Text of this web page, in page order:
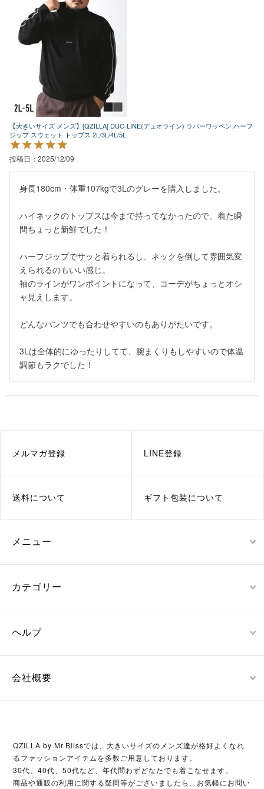
【大きいサイズ メンズ】[QZILLA] DUO LINE(デュオライン) ラバーワッペン ハーフ
ジップ スウェット トップス 2L/3L/4L/5L
投稿日 2025/12/09
身長180cm・体重107kgで3Lのグレーを購入しました。
ハイネックのトップスは今まで持ってなかったので、着た瞬
間ちょっと新鮮でした！
ハーフジップでサッと着られるし、ネックを倒して雰囲気変
えられるのもいい感じ。
袖のラインがワンポイントになって、コーデがちょっとオシ
ャ見えします。
どんなパンツでも合わせやすいのもありがたいです。
3Lは全体的にゆったりしてて、腕まくりもしやすいので体温
調節もラクでした！
メルマガ登録 LINE登録
送料について ギフト包装について
メニュー
カテゴリー
ヘルプ
会社概要
QZILLA by Mr.Blissでは、大きいサイズのメンズ達が格好よくなれ
るファッションアイテムを多数ご用意しております。
30代、40代、50代など、年代問わずどなたでも着こなせます。
商品や通販の利用に関する疑問等がございましたら、お気軽にお問い